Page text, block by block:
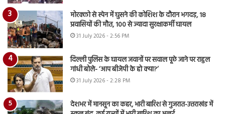
मोरक्को से स्पेन में घुसने की कोशिश के दौरान भगदड़, 18
प्रवासियों की मौत, 100 से ज्यादा सुरक्षाकर्मी घायल
31 July 2026 - 2:56 PM
दिल्ली पुलिस के घायल जवानों पर सवाल पूछे जाने पर राहुल
गांधी बोले- ‘आप बीजेपी के हो क्या?’
31 July 2026 - 2:28 PM
देशभर में मानसून का कहर, भारी बारिश से गुजरात-उत्तराखंड में